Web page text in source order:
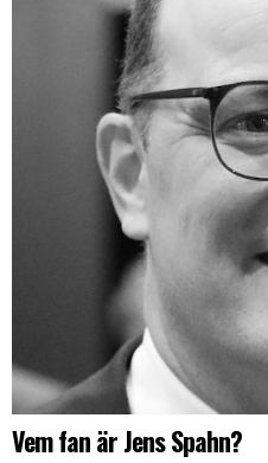
Vem fan är Jens Spahn?